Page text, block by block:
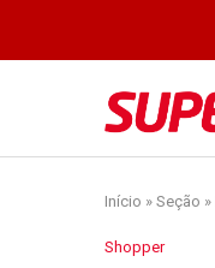
Início » Seção »
Shopper